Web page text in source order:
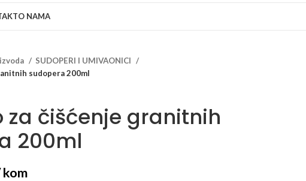
O NAMA
SUDOPERI I UMIVAONICI
sudopera 200ml
za čišćenje granitnih
200ml
kom